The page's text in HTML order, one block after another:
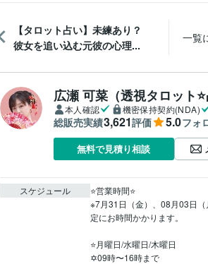
【タロット占い】未練あり？
彼女を追い込む元彼の心理...
一覧
広瀬 可菜（透視タロット⭐
本人確認 機密保持契約(NDA)
総販売実績3,621評価 5.0フォ
無料で見積り相談
スケジュール
⭐️営業時間⭐
※7月31日（金）、08月03日
定にお時間かかります。
⭐️月曜日/水曜日/木曜日
✡09時〜16時まで